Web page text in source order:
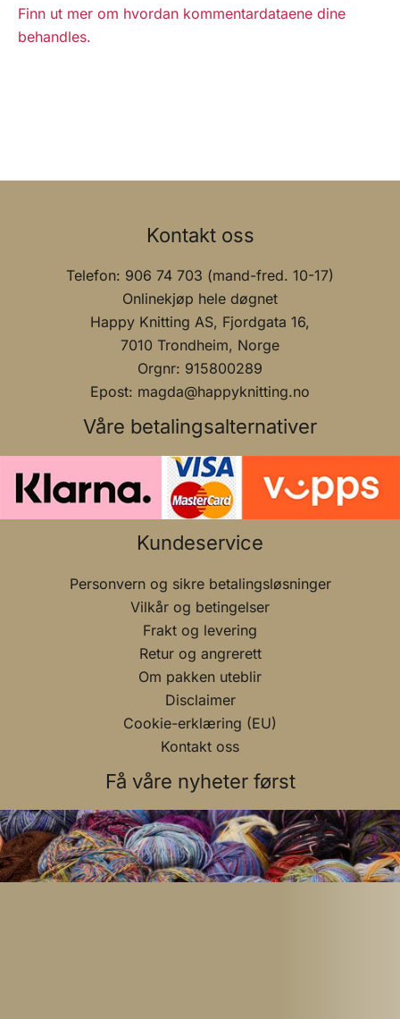
Finn ut mer om hvordan kommentardataene dine
behandles.
Kontakt oss
Telefon: 906 74 703 (mand-fred. 10-17)
Onlinekjøp hele døgnet
Happy Knitting AS, Fjordgata 16,
7010 Trondheim, Norge
Orgnr: 915800289
Epost: magda@happyknitting.no
Våre betalingsalternativer
Kundeservice
Personvern og sikre betalingsløsninger
Vilkår og betingelser
Frakt og levering
Retur og angrerett
Om pakken uteblir
Disclaimer
Cookie-erklæring (EU)
Kontakt oss
Få våre nyheter først